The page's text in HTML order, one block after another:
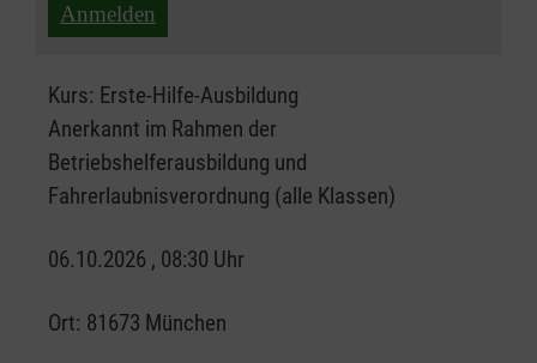
Anmelden
Kurs: Erste-Hilfe-Ausbildung
Anerkannt im Rahmen der
Betriebshelferausbildung und
Fahrerlaubnisverordnung (alle Klassen)
06.10.2026 , 08:30 Uhr
Ort: 81673 München